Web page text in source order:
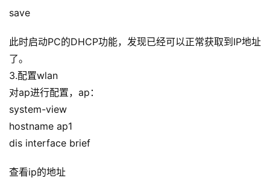
应
服
务
项
目
A
I
示
save
此时启动PC的DHCP功能，发现已经可以正常获取到IP地址
了。
3.配置wlan
对ap进行配置，ap：
system-view
hostname ap1
dis interface brief
查看ip的地址